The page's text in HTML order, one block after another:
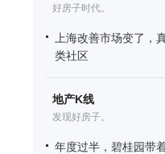
好房子时代。
上海改善市场变了，
类社区
地产K线
发现好房子。
年度过半，碧桂园带